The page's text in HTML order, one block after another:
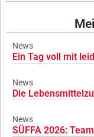
News
Ein Tag voll mit
News
Die
News
SÜFFA 2026: